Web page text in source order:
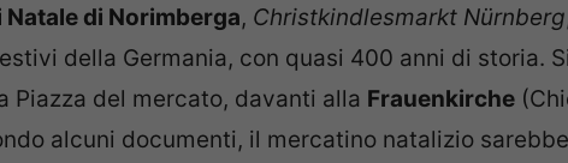
di Norimberga, Christkindlesmarkt Nürnberg
della Germania, con quasi 400 anni di storia.
Piazza del mercato, davanti alla Frauenkirche
alcuni documenti, il mercatino natalizio